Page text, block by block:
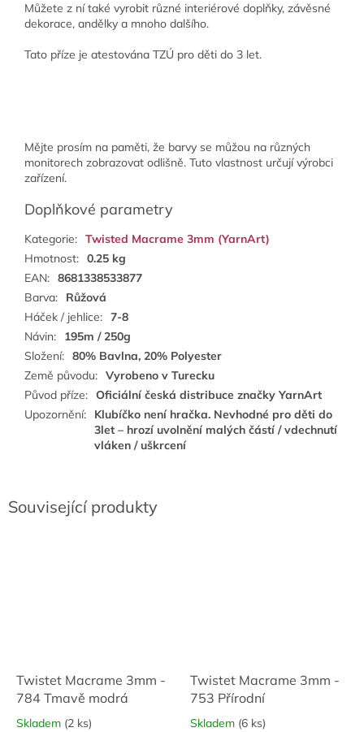
Související produkty
Twistet Macrame 3mm -
784 Tmavě modrá
Skladem (2 ks)
Twistet Macrame 3mm -
753 Přírodní
Skladem (6 ks)
Můžete z ní také vyrobit různé interiérové doplňky, závěsné
dekorace, andělky a mnoho dalšího.
Tato příze je atestována TZÚ pro děti do 3 let.
Mějte prosím na paměti, že barvy se můžou na různých
monitorech zobrazovat odlišně. Tuto vlastnost určují výrobci
zařízení.
Doplňkové parametry
Kategorie: Twisted Macrame 3mm (YarnArt)
Hmotnost: 0.25 kg
EAN: 8681338533877
Barva:
Růžová
Háček / jehlice: 7-8
Návin:
195m / 250g
Složení: 80% Bavlna, 20% Polyester
Země původu: Vyrobeno v Turecku
Původ příze: Oficiální česká distribuce značky YarnArt
Upozornění:
Klubíčko není hračka. Nevhodné pro děti do
3let – hrozí uvolnění malých částí / vdechnutí
vláken / uškrcení